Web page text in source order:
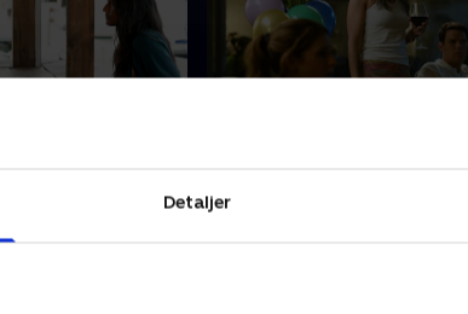
Detaljer
søn Logan
forsvinden bliver stadig